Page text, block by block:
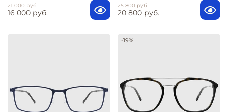
21 000 руб.
16 000 руб.
25 800 руб.
20 800 руб.
-19%